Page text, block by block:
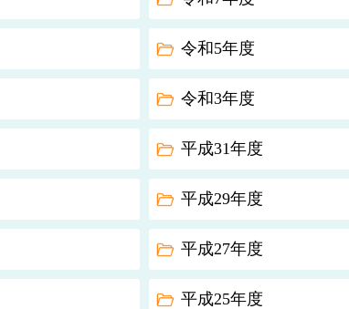
令和5年度
令和3年度
平成31年度
平成29年度
平成27年度
平成25年度